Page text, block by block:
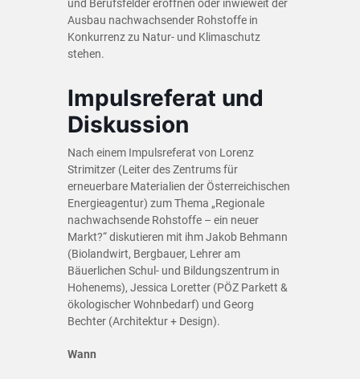
und Berufsfelder eröffnen oder inwieweit der
Ausbau nachwachsender Rohstoffe in
Konkurrenz zu Natur- und Klimaschutz
stehen.
Impulsreferat und
Diskussion
Nach einem Impulsreferat von Lorenz
Strimitzer (Leiter des Zentrums für
erneuerbare Materialien der Österreichischen
Energieagentur) zum Thema „Regionale
nachwachsende Rohstoffe – ein neuer
Markt?“ diskutieren mit ihm Jakob Behmann
(Biolandwirt, Bergbauer, Lehrer am
Bäuerlichen Schul- und Bildungszentrum in
Hohenems), Jessica Loretter (PÖZ Parkett &
ökologischer Wohnbedarf) und Georg
Bechter (Architektur + Design).
Wann